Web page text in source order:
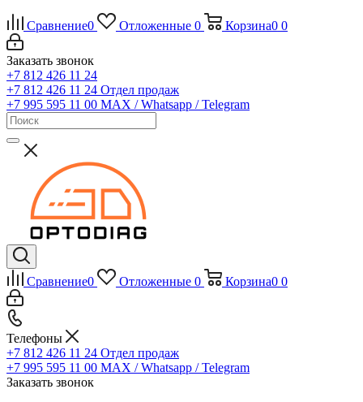
Сравнение0 Отложенные 0 Корзина0 0
Заказать звонок
+7 812 426 11 24
+7 812 426 11 24 Отдел продаж
+7 995 595 11 00 MAX / Whatsapp / Telegram
Сравнение0 Отложенные 0 Корзина0 0
Телефоны
+7 812 426 11 24 Отдел продаж
+7 995 595 11 00 MAX / Whatsapp / Telegram
Заказать звонок